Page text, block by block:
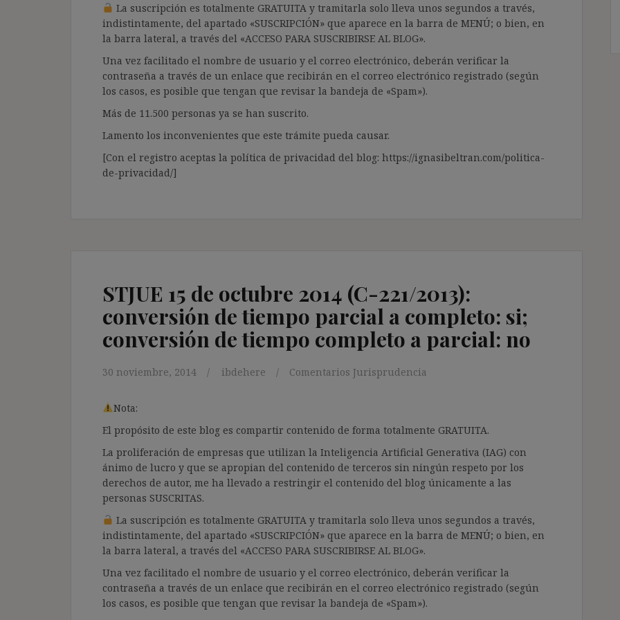
La suscripción es totalmente GRATUITA y tramitarla solo lleva unos segundos a través,
indistintamente, del apartado «SUSCRIPCIÓN» que aparece en la barra de MENÚ; o bien, en
la barra lateral, a través del «ACCESO PARA SUSCRIBIRSE AL BLOG».
Una vez facilitado el nombre de usuario y el correo electrónico, deberán verificar la
contraseña a través de un enlace que recibirán en el correo electrónico registrado (según
los casos, es posible que tengan que revisar la bandeja de «Spam»).
Más de 11.500 personas ya se han suscrito.
Lamento los inconvenientes que este trámite pueda causar.
[Con el registro aceptas la política de privacidad del blog: https://ignasibeltran.com/politica-
de-privacidad/]
STJUE 15 de octubre 2014 (C-221/2013):
conversión de tiempo parcial a completo: si;
conversión de tiempo completo a parcial: no
30 noviembre, 2014 ibdehere Comentarios Jurisprudencia
Nota:
El propósito de este blog es compartir contenido de forma totalmente GRATUITA.
La proliferación de empresas que utilizan la Inteligencia Artificial Generativa (IAG) con
ánimo de lucro y que se apropian del contenido de terceros sin ningún respeto por los
derechos de autor, me ha llevado a restringir el contenido del blog únicamente a las
personas SUSCRITAS.
La suscripción es totalmente GRATUITA y tramitarla solo lleva unos segundos a través,
indistintamente, del apartado «SUSCRIPCIÓN» que aparece en la barra de MENÚ; o bien, en
la barra lateral, a través del «ACCESO PARA SUSCRIBIRSE AL BLOG».
Una vez facilitado el nombre de usuario y el correo electrónico, deberán verificar la
contraseña a través de un enlace que recibirán en el correo electrónico registrado (según
los casos, es posible que tengan que revisar la bandeja de «Spam»).